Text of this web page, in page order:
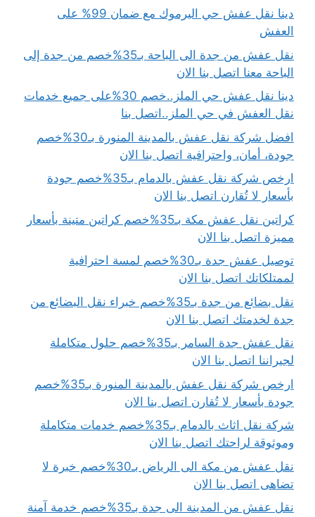
دينا نقل عفش حي اليرموك مع ضمان 99% على
العفش
نقل عفش من جدة الى الباحة بـ35%خصم من جدة إلى
الباحة معنا اتصل بنا الان
دينا نقل عفش حي الملز..خصم 30%على جميع خدمات
نقل العفش في حي الملز..اتصل بنا
افضل شركة نقل عفش بالمدينة المنورة بـ30%خصم
جودة، أمان، واحترافية اتصل بنا الان
ارخص شركة نقل عفش بالدمام بـ35%خصم جودة
بأسعار لا تُقارن اتصل بنا الان
كراتين نقل عفش مكة بـ35%خصم كراتين متينة بأسعار
مميزة اتصل بنا الان
توصيل عفش جدة بـ30%خصم لمسة احترافية
لممتلكاتك اتصل بنا الان
نقل بضائع من جدة بـ35%خصم خبراء نقل البضائع من
جدة لخدمتك اتصل بنا الان
نقل عفش جدة السامر بـ35%خصم حلول متكاملة
لجيراننا اتصل بنا الان
ارخص شركة نقل عفش بالمدينة المنورة بـ35%خصم
جودة بأسعار لا تُقارن اتصل بنا الان
شركة نقل اثاث بالدمام بـ35%خصم خدمات متكاملة
وموثوقة لراحتك اتصل بنا الان
نقل عفش من مكة الى الرياض بـ30%خصم خبرة لا
تضاهى اتصل بنا الان
نقل عفش من المدينة الى جدة بـ35%خصم خدمة آمنة